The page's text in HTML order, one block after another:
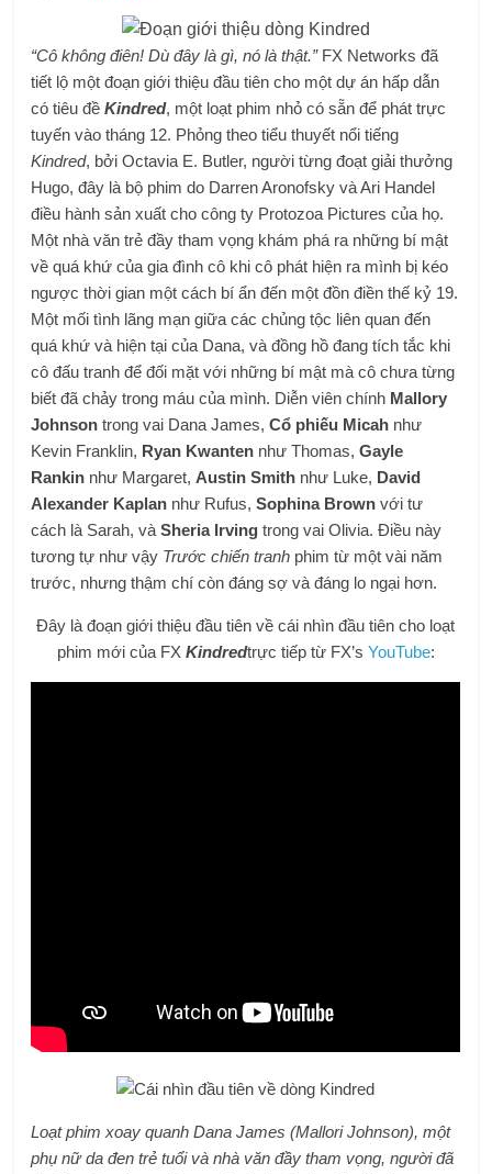
“Cô không điên! Dù đây là gì, nó là thật.”FX Networks đã
tiết lộ một đoạn giới thiệu đầu tiên cho một dự án hấp dẫn
có tiêu đềKindred, một loạt phim nhỏ có sẵn để phát trực
tuyến vào tháng 12. Phỏng theo tiểu thuyết nổi tiếng
Kindred, bởi Octavia E. Butler, người từng đoạt giải thưởng
Hugo, đây là bộ phim do Darren Aronofsky và Ari Handel
điều hành sản xuất cho công ty Protozoa Pictures của họ.
Một nhà văn trẻ đầy tham vọng khám phá ra những bí mật
về quá khứ của gia đình cô khi cô phát hiện ra mình bị kéo
ngược thời gian một cách bí ẩn đến một đồn điền thế kỷ 19.
Một mối tình lãng mạn giữa các chủng tộc liên quan đến
quá khứ và hiện tại của Dana, và đồng hồ đang tích tắc khi
cô đấu tranh để đối mặt với những bí mật mà cô chưa từng
biết đã chảy trong máu của mình. Diễn viên chính Mallory
Johnson trong vai Dana James,Cổ phiếu Micah như
Kevin Franklin, Ryan Kwanten như Thomas,Gayle
Rankin như Margaret, Austin Smith như Luke, David
Alexander Kaplan như Rufus,Sophina Brown với tư
cách là Sarah, vàSheria Irving trong vai Olivia. Điều này
tương tự như vậy Trước chiến tranh phim từ một vài năm
trước, nhưng thậm chí còn đáng sợ và đáng lo ngại hơn.
Đây là đoạn giới thiệu đầu tiên về cái nhìn đầu tiên cho loạt
phim mới của FX Kindredtrực tiếp từ FX’s YouTube:
Loạt phim xoay quanh Dana James (Mallori Johnson), một
phụ nữ da đen trẻ tuổi và nhà văn đầy tham vọng, người đã